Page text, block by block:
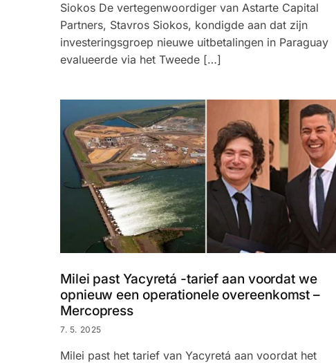
Siokos De vertegenwoordiger van Astarte Capital
Partners, Stavros Siokos, kondigde aan dat zijn
investeringsgroep nieuwe uitbetalingen in Paraguay
evalueerde via het Tweede […]
Milei past Yacyretá -tarief aan voordat we
opnieuw een operationele overeenkomst –
Mercopress
7. 5. 2025
Milei past het tarief van Yacyretá aan voordat het